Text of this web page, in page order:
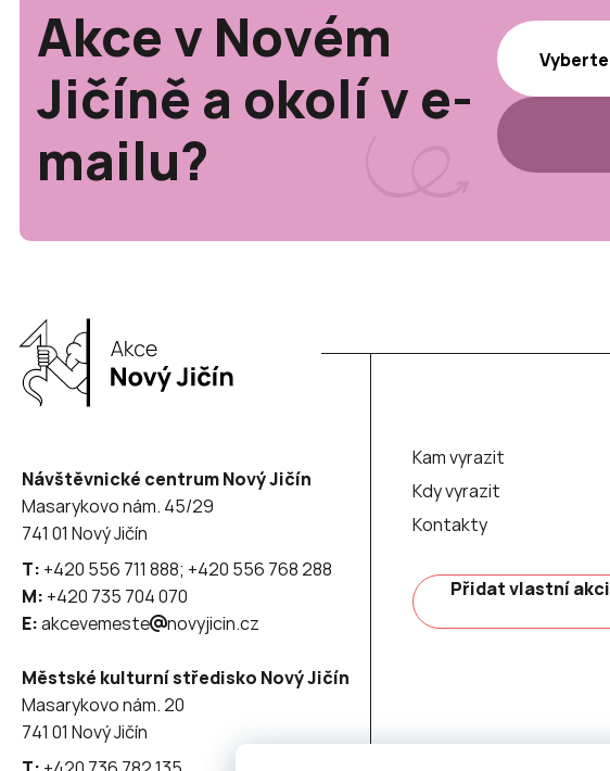
Akce v Novém
Jičíně a okolí v e-
mailu?
Návštěvnické centrum Nový Jičín
Masarykovo nám. 45/29
741 01 Nový Jičín
T: +420 556 711 888; +420 556 768 288
M: +420 735 704 070
E:akcevemeste novyjicin.cz
Městské kulturní středisko Nový Jičín
Masarykovo nám. 20
741 01 Nový Jičín
Kam vyrazit
Kdy vyrazit
Kontakty
Přidat vlastní akci